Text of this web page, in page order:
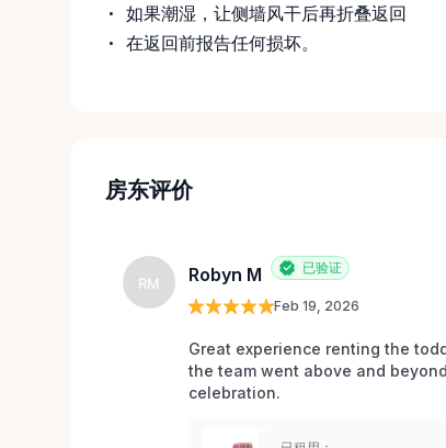
如果潮湿，让侧墙风干后再折叠返回
在返回前报告任何损坏。
房东评价
RM Robyn M 已验证
Feb 19, 2026
Great experience renting the
the team went above and
celebration.